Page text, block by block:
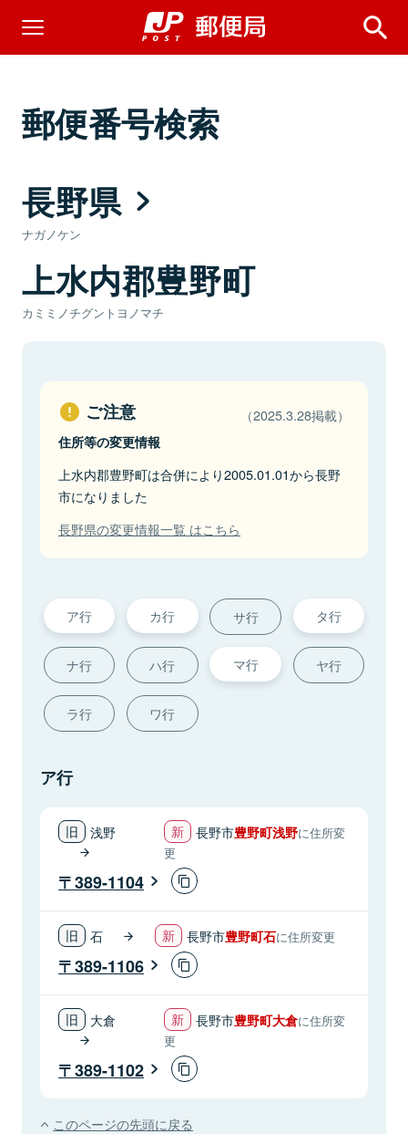
郵便番号検索
長野県
ナガノケン
上水内郡豊野町
カミミノチグントヨノマチ
ご注意 （2025.3.28掲載）
住所等の変更情報
上水内郡豊野町は合併により2005.01.01から長野
市になりました
長野県の変更情報一覧 はこちら
ア行 カ行 サ行 タ行
ナ行 ハ行 マ行 ヤ行
ラ行 ワ行
ア行
浅野 長野市豊野町浅野に住所変
更
389-1104
石 長野市豊野町石に住所変更
389-1106
大倉 長野市豊野町大倉に住所変
更
389-1102
このページの先頭に戻る